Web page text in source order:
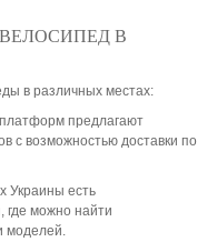
В
в различных местах:
предлагают
с возможностью доставки по
Украины есть
где можно найти
моделей.